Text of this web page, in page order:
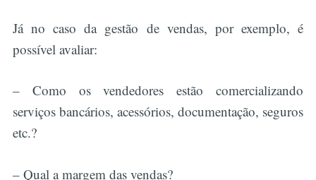
Já no caso da gestão de vendas, por exemplo, é
possível avaliar:
– Como os vendedores estão comercializando
serviços bancários, acessórios, documentação, seguros
etc.?
– Qual a margem das vendas?